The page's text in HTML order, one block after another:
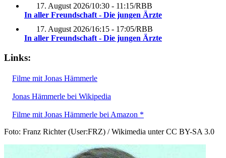
17. August 2026/10:30 - 11:15/RBB
In aller Freundschaft - Die jungen Ärzte
17. August 2026/16:15 - 17:05/RBB
In aller Freundschaft - Die jungen Ärzte
Links:
Filme mit Jonas Hämmerle
Jonas Hämmerle bei Wikipedia
Filme mit Jonas Hämmerle bei Amazon *
Foto: Franz Richter (User:FRZ) / Wikimedia unter CC BY-SA 3.0